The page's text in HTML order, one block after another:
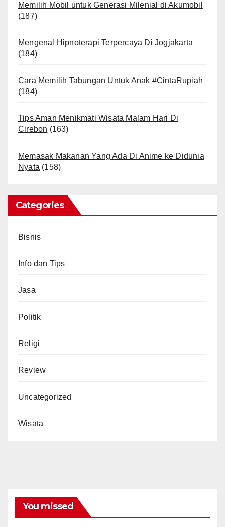
Memilih Mobil untuk Generasi Milenial di Akumobil
(187)
Mengenal Hipnoterapi Terpercaya Di Jogjakarta
(184)
Cara Memilih Tabungan Untuk Anak #CintaRupiah
(184)
Tips Aman Menikmati Wisata Malam Hari Di
Cirebon (163)
Memasak Makanan Yang Ada Di Anime ke Didunia
Nyata (158)
Categories
Bisnis
Info dan Tips
Jasa
Politik
Religi
Review
Uncategorized
Wisata
You missed